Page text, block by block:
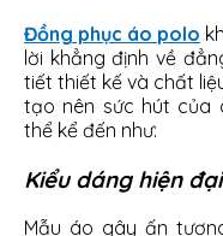
Đồng phục áo polo
lời khẳng định về
tiết thiết kế và chất
tạo nên sức hút của
thể kể đến như:
Kiểu dáng hiện đại
Mẫu áo gây ấn